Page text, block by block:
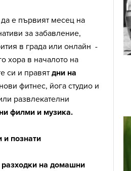
е първият месец на
за забавление,
в града или онлайн -
хора в началото на
си и правят дни на
фитнес, йога студио и
развлекателни
филми и музика.
и познати
на домашни